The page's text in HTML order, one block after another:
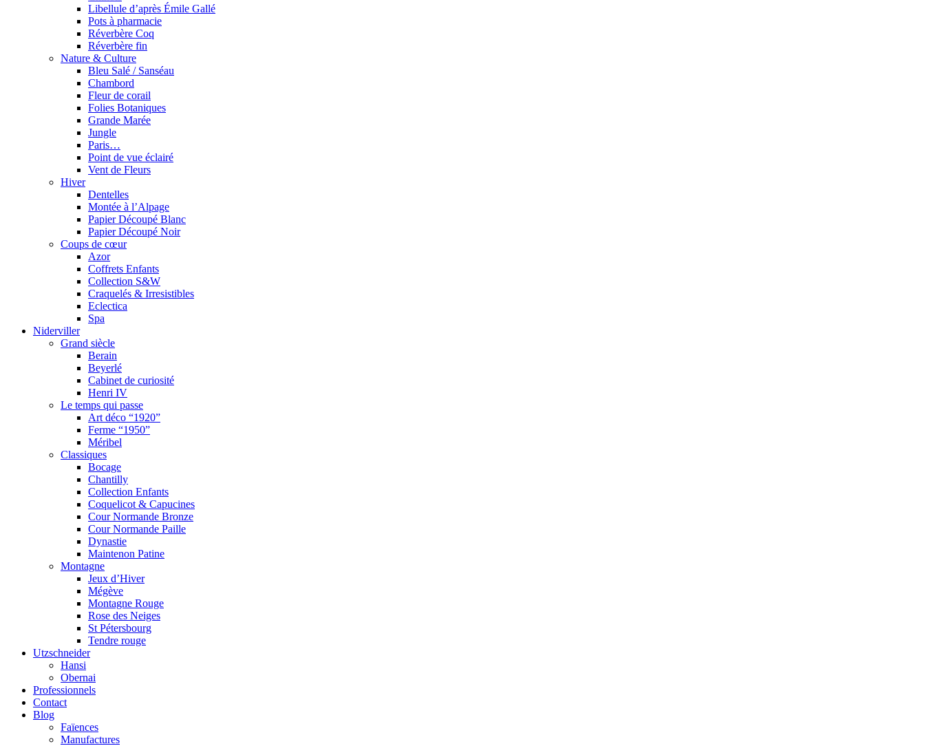
Libellule d’après Émile Gallé
Pots à pharmacie
Réverbère Coq
Réverbère fin
Nature & Culture
Bleu Salé / Sanséau
Chambord
Fleur de corail
Folies Botaniques
Grande Marée
Jungle
Paris…
Point de vue éclairé
Vent de Fleurs
Hiver
Dentelles
Montée à l’Alpage
Papier Découpé Blanc
Papier Découpé Noir
Coups de cœur
Azor
Coffrets Enfants
Collection S&W
Craquelés & Irresistibles
Eclectica
Spa
Niderviller
Grand siècle
Berain
Beyerlé
Cabinet de curiosité
Henri IV
Le temps qui passe
Art déco “1920”
Ferme “1950”
Méribel
Classiques
Bocage
Chantilly
Collection Enfants
Coquelicot & Capucines
Cour Normande Bronze
Cour Normande Paille
Dynastie
Maintenon Patine
Montagne
Jeux d’Hiver
Mégève
Montagne Rouge
Rose des Neiges
St Pétersbourg
Tendre rouge
Utzschneider
Hansi
Obernai
Professionnels
Contact
Blog
Faïences
Manufactures